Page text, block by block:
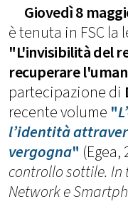
Giovedì 8
è tenuta in FSC
"L'invisibilità del
recuperare
partecipazione di
recente volume "
l’identità
vergogna"
controllo sottile.
Network e